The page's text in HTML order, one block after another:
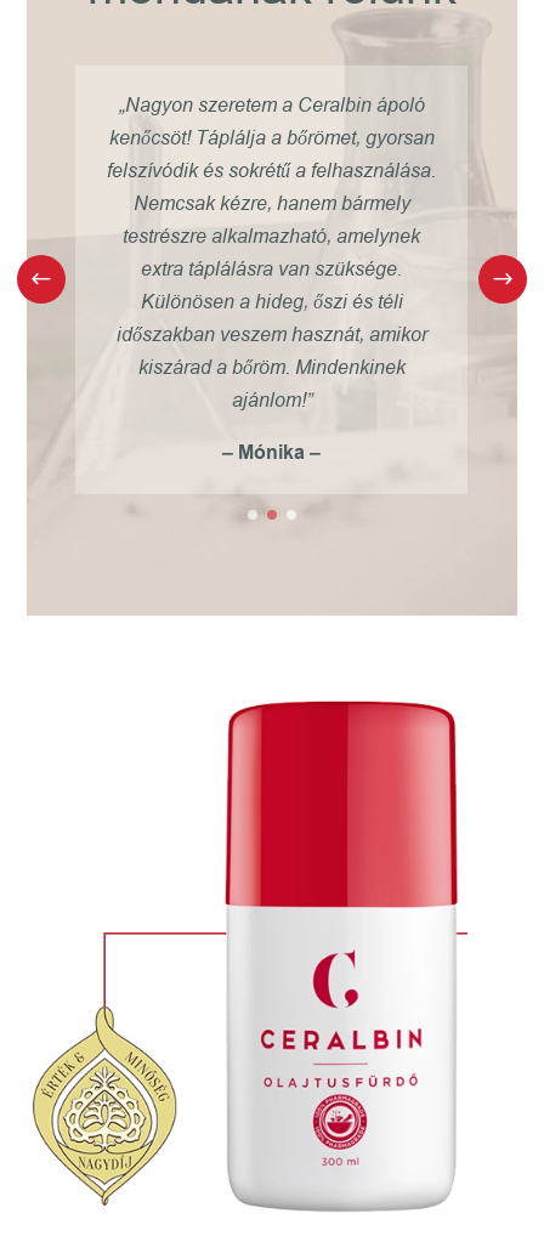
„Nagyon szeretem a Ceralbin ápoló
kenőcsöt! Táplálja a bőrömet, gyorsan
felszívódik és sokrétű a felhasználása.
Nemcsak kézre, hanem bármely
testrészre alkalmazható, amelynek
extra táplálásra van szüksége.
Különösen a hideg, őszi és téli
időszakban veszem hasznát, amikor
kiszárad a bőröm. Mindenkinek
ajánlom!”
– Mónika –